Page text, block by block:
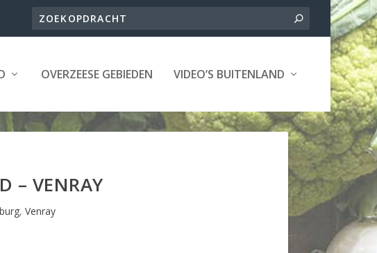
OVERZEESE GEBIEDEN VIDEO’S BUITENLAND
– VENRAY
, Venray